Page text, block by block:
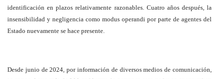
identificación en plazos relativamente razonables. Cuatro años después, la
insensibilidad y negligencia como modus operandi por parte de agentes del
Estado nuevamente se hace presente.
Desde junio de 2024, por información de diversos medios de comunicación,